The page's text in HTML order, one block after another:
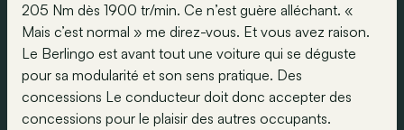
205 Nm dès 1900 tr/min. Ce n’est guère alléchant. «
Mais c’est normal » me direz-vous. Et vous avez raison.
Le Berlingo est avant tout une voiture qui se déguste
pour sa modularité et son sens pratique. Des
concessions Le conducteur doit donc accepter des
concessions pour le plaisir des autres occupants.